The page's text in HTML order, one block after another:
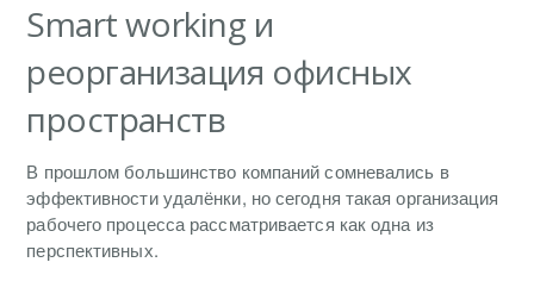
Smart working и
реорганизация офисных
пространств
В прошлом большинство компаний сомневались в
эффективности удалёнки, но сегодня такая организация
рабочего процесса рассматривается как одна из
перспективных.